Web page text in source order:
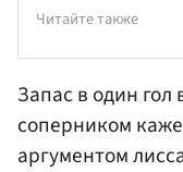
Читайте также
Запас в один
соперником
аргументом